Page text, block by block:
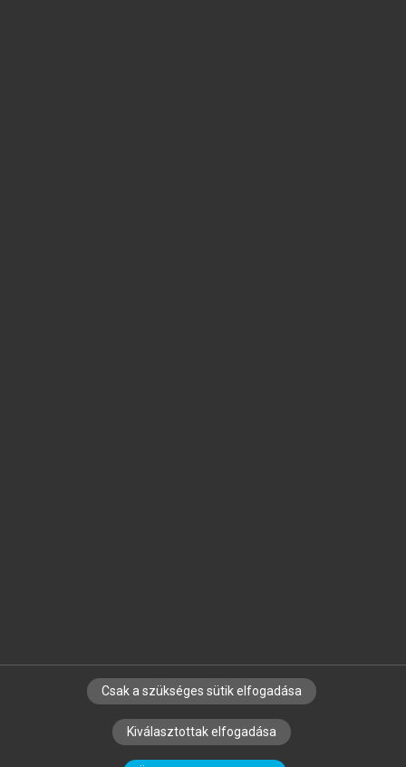
SZERZŐKNEK CÉGEKNEK KÖNYVTÁROSOKNAK
SZERKESZTÉSI ÉS LEKTORÁLÁSI ALAPELVEK
Csak a szükséges sütik elfogadása
Kiválasztottak elfogadása